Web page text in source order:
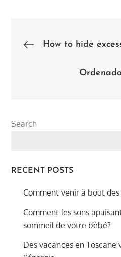
Post
How to hide
Search
RECENT POSTS
Comment venir à bout des
Comment les sons
sommeil de votre bébé?
Des vacances en